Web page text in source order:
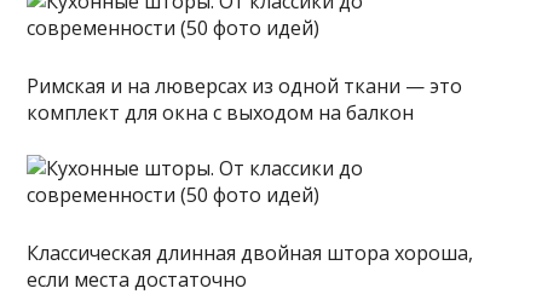
Римская и на люверсах из одной ткани — это
комплект для окна с выходом на балкон
Классическая длинная двойная штора хороша,
если места достаточно